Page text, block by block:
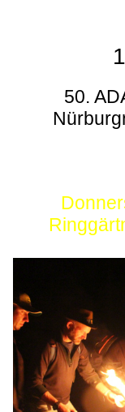
50.